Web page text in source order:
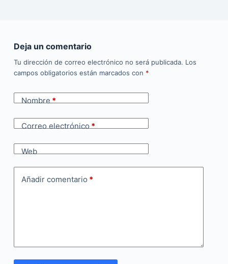
Deja un comentario
Tu dirección de correo electrónico no será publicada. Los
campos obligatorios están marcados con *
Nombre*
Correo electrónico*
Web
Añadir comentario *